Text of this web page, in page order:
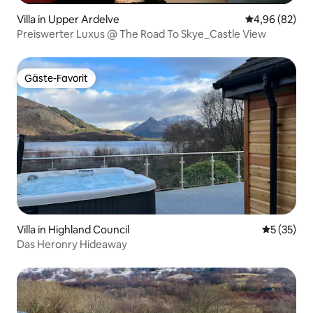
Villa in Upper Ardelve
4,96 (82)
Preiswerter Luxus @ The Road To Skye_Castle View
Gäste-Favorit
Gäste-Favorit
Villa in Highland Council
5 (35)
Das Heronry Hideaway